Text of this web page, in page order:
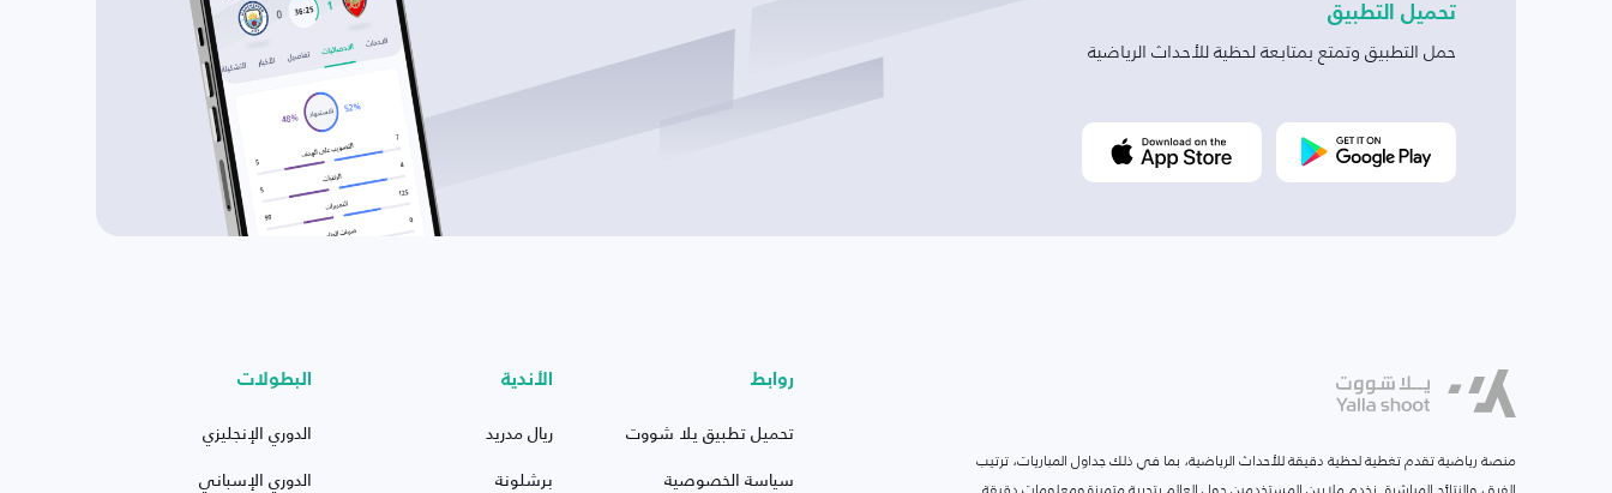
تحميل التطبيق
حمل التطبيق وتمتع بمتابعة لحظية للأحداث الرياضية
منصة رياضية تقدم تغطية لحظية دقيقة للأحداث الرياضية، بما في ذلك جداول المباريات، ترتيب
روابط
تحميل تطبيق يلا شووت
سياسة الخصوصية
الأندية
ريال مدريد
برشلونة
البطولات
الدوري الإنجليزي
الدوري الإسباني